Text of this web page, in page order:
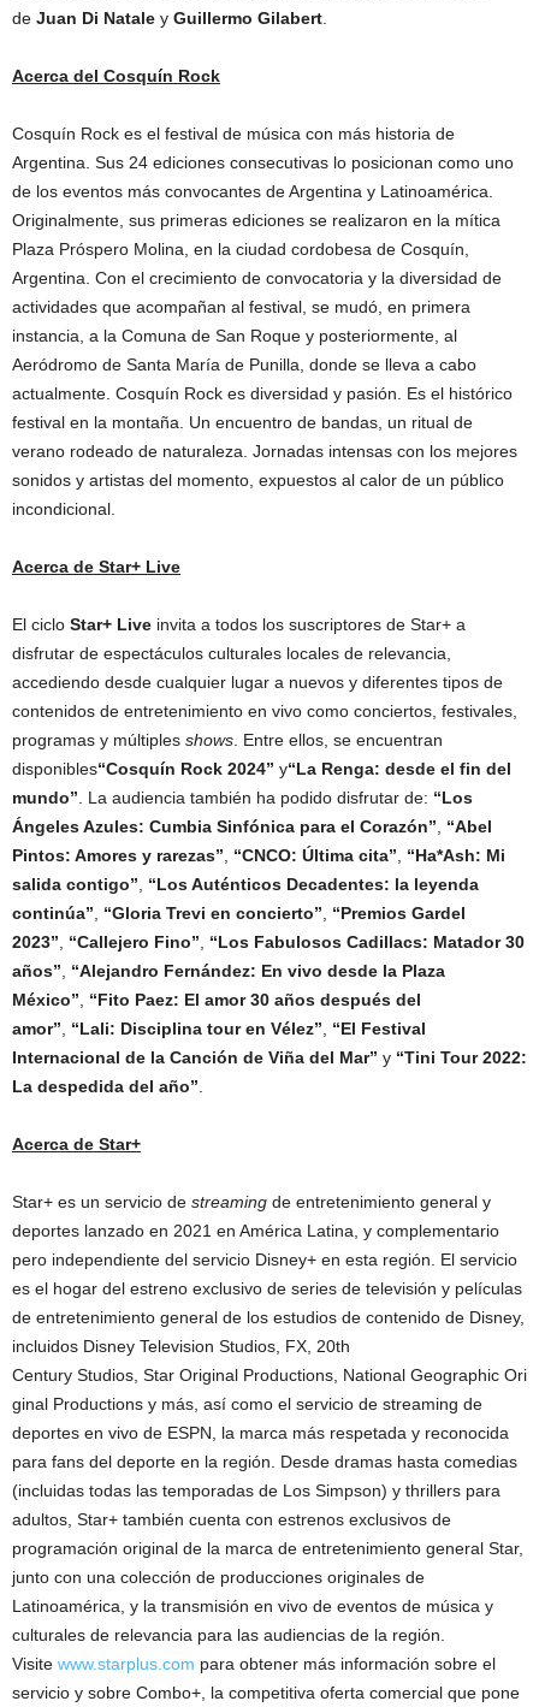
de Juan Di Natale y Guillermo Gilabert
Acerca del Cosquín Rock
Cosquín Rock es el festival de música con más historia de
Argentina. Sus 24 ediciones consecutivas lo posicionan como uno
de los eventos más convocantes de Argentina y Latinoamérica.
Originalmente, sus primeras ediciones se realizaron en la mítica
Plaza Próspero Molina, en la ciudad cordobesa de Cosquín,
Argentina. Con el crecimiento de convocatoria y la diversidad de
actividades que acompañan al festival, se mudó, en primera
instancia, a la Comuna de San Roque y posteriormente, al
Aeródromo de Santa María de Punilla, donde se lleva a cabo
actualmente. Cosquín Rock es diversidad y pasión. Es el histórico
festival en la montaña. Un encuentro de bandas, un ritual de
verano rodeado de naturaleza. Jornadas intensas con los mejores
sonidos y artistas del momento, expuestos al calor de un público
incondicional.
Acerca de Star+ Live
El ciclo Star+ Live invita a todos los suscriptores de Star+ a
disfrutar de espectáculos culturales locales de relevancia,
accediendo desde cualquier lugar a nuevos y diferentes tipos de
contenidos de entretenimiento en vivo como conciertos, festivales,
programas y múltiples shows . Entre ellos, se encuentran
disponibles“Cosquín Rock 2024” y“La Renga: desde el fin del
mundo” . La audiencia también ha podido disfrutar de: “Los
Ángeles Azules: Cumbia Sinfónica para el Corazón”
“Abel
Pintos: Amores y rarezas”
“CNCO: Última cita”
“Ha*Ash: Mi
salida contigo”
“Los Auténticos Decadentes: la leyenda
continúa”
“Gloria Trevi en concierto”
“Premios Gardel
2023”
“Callejero Fino”
“Los Fabulosos Cadillacs: Matador 30
años”
“Alejandro Fernández: En vivo desde la Plaza
México”
“Fito Paez: El amor 30 años después del
amor”
“Lali: Disciplina tour en Vélez”
“El Festival
Internacional de la Canción de Viña del Mar” y “Tini Tour 2022:
La despedida del año”
Acerca de Star+
Star+ es un servicio de streaming de entretenimiento general y
deportes lanzado en 2021 en América Latina, y complementario
pero independiente del servicio Disney+ en esta región. El servicio
es el hogar del estreno exclusivo de series de televisión y películas
de entretenimiento general de los estudios de contenido de Disney,
incluidos Disney Television Studios, FX, 20th
Century Studios, Star Original Productions, National Geographic Ori
ginal Productions y más, así como el servicio de streaming de
deportes en vivo de ESPN, la marca más respetada y reconocida
para fans del deporte en la región. Desde dramas hasta comedias
(incluidas todas las temporadas de Los Simpson) y thrillers para
adultos, Star+ también cuenta con estrenos exclusivos de
programación original de la marca de entretenimiento general Star,
junto con una colección de producciones originales de
Latinoamérica, y la transmisión en vivo de eventos de música y
culturales de relevancia para las audiencias de la región.
Visite www.starplus.com para obtener más información sobre el
servicio y sobre Combo+, la competitiva oferta comercial que pone